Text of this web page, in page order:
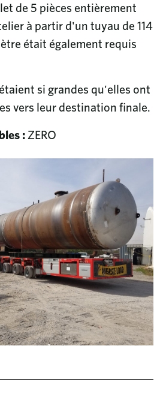
de 5 pièces entièrement
à partir d'un tuyau de 114
était également requis
si grandes qu'elles ont
vers leur destination finale.
:ZERO